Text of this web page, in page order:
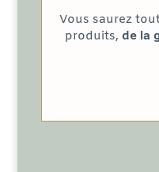
Vous saurez
produits, de la